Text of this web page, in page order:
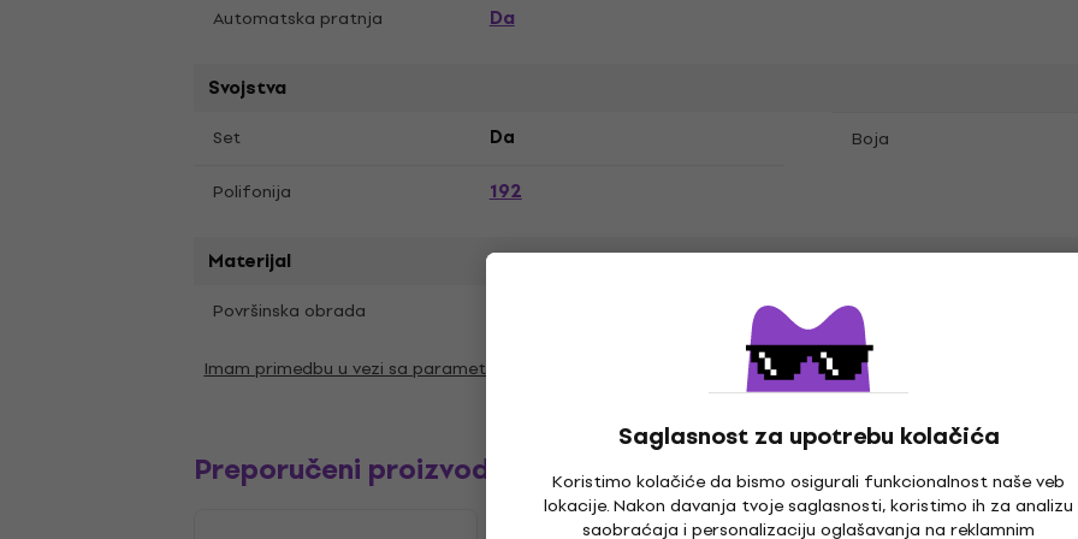
Saglasnost za upotrebu kolačića
Koristimo kolačiće da bismo osigurali funkcionalnost naše veb
lokacije. Nakon davanja tvoje saglasnosti, koristimo ih za analizu
saobraćaja i personalizaciju oglašavanja na reklamnim
Automatska pratnja Da
Svojstva
Set Da Boja
Polifonija 192
Materijal
Površinska obrada
Imam primedbu u vezi sa parametrima
Preporučeni proizvodi